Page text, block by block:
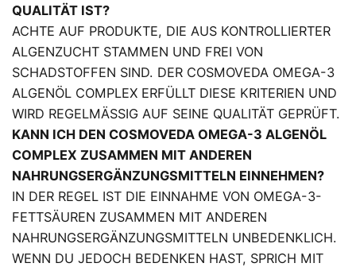
UALITÄT IST?
ACHTE AUF PRODUKTE, DIE AUS KONTROLLIERTER
ALGENZUCHT STAMMEN UND FREI VON
SCHADSTOFFEN SIND. DER COSMOVEDA OMEGA-3
ALGENÖL COMPLEX ERFÜLLT DIESE KRITERIEN UND
WIRD REGELMÄSSIG AUF SEINE QUALITÄT GEPRÜFT.
KANN ICH DEN COSMOVEDA OMEGA-3 ALGENÖL
COMPLEX ZUSAMMEN MIT ANDEREN
NAHRUNGSERGÄNZUNGSMITTELN EINNEHMEN?
IN DER REGEL IST DIE EINNAHME VON OMEGA-3-
FETTSÄUREN ZUSAMMEN MIT ANDEREN
NAHRUNGSERGÄNZUNGSMITTELN UNBEDENKLICH.
WENN DU JEDOCH BEDENKEN HAST, SPRICH MIT